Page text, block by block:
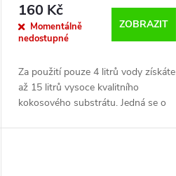
160 Kč
Momentálně
nedostupné
ZOBRAZIT
Za použití pouze 4 litrů vody získáte
až 15 litrů vysoce kvalitního
kokosového substrátu. Jedná se o